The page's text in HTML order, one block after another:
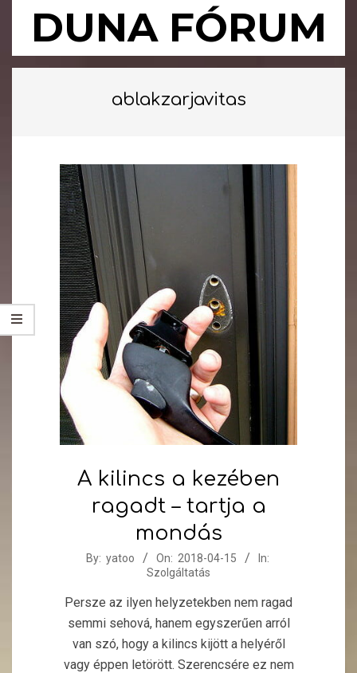
DUNA FÓRUM
Primary
ablakzarjavitas
A kilincs a kezében
ragadt – tartja a
mondás
2018-
15
By: yatoo On: 2018-04-15
In:
Szolgáltatás
Persze az ilyen helyzetekben nem ragad
semmi sehová, hanem egyszerűen arról
van szó, hogy a kilincs kijött a helyéről
vagy éppen letörött. Szerencsére ez nem